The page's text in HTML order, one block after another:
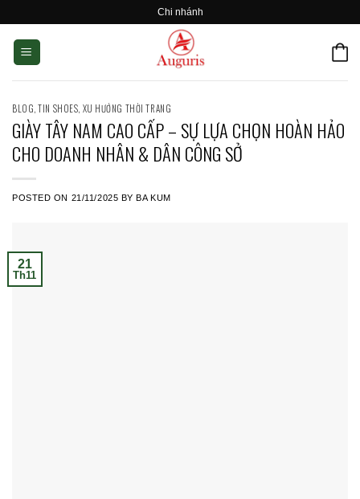
content
Chi nhánh
BLOG,TIN SHOES, XU HƯỚNG THỜI TRANG
GIÀY TÂY NAM CAO CẤP – SỰ LỰA CHỌN HOÀN HẢO
CHO DOANH NHÂN & DÂN CÔNG SỞ
POSTED ON 21/11/2025 BYBA KUM
21
Th11